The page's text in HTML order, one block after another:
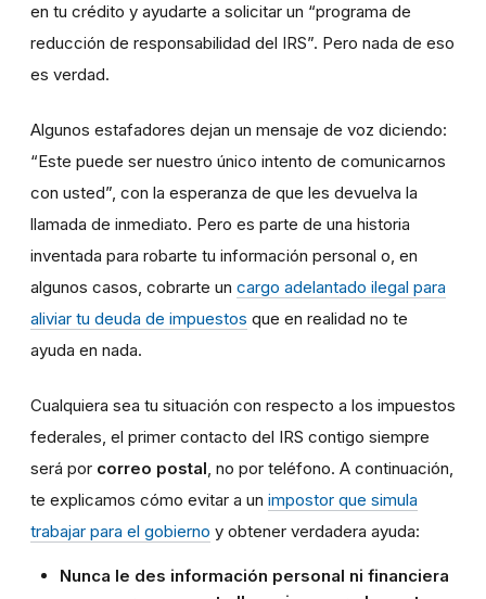
en tu crédito y ayudarte a solicitar un “programa de
reducción de responsabilidad del IRS”. Pero nada de eso
es verdad.
Algunos estafadores dejan un mensaje de voz diciendo:
“Este puede ser nuestro único intento de comunicarnos
con usted”, con la esperanza de que les devuelva la
llamada de inmediato. Pero es parte de una historia
inventada para robarte tu información personal o, en
algunos casos, cobrarte un cargo adelantado ilegal para
aliviar tu deuda de impuestos que en realidad no te
ayuda en nada.
Cualquiera sea tu situación con respecto a los impuestos
federales, el primer contacto del IRS contigo siempre
será por correo postal, no por teléfono. A continuación,
te explicamos cómo evitar a un impostor que simula
trabajar para el gobierno y obtener verdadera ayuda:
Nunca le des información personal ni financiera